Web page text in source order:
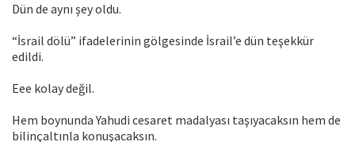
Dün de aynı şey oldu.
“İsrail dölü” ifadelerinin gölgesinde İsrail’e dün teşekkür
edildi.
Eee kolay değil.
Hem boynunda Yahudi cesaret madalyası taşıyacaksın hem de
bilinçaltınla konuşacaksın.